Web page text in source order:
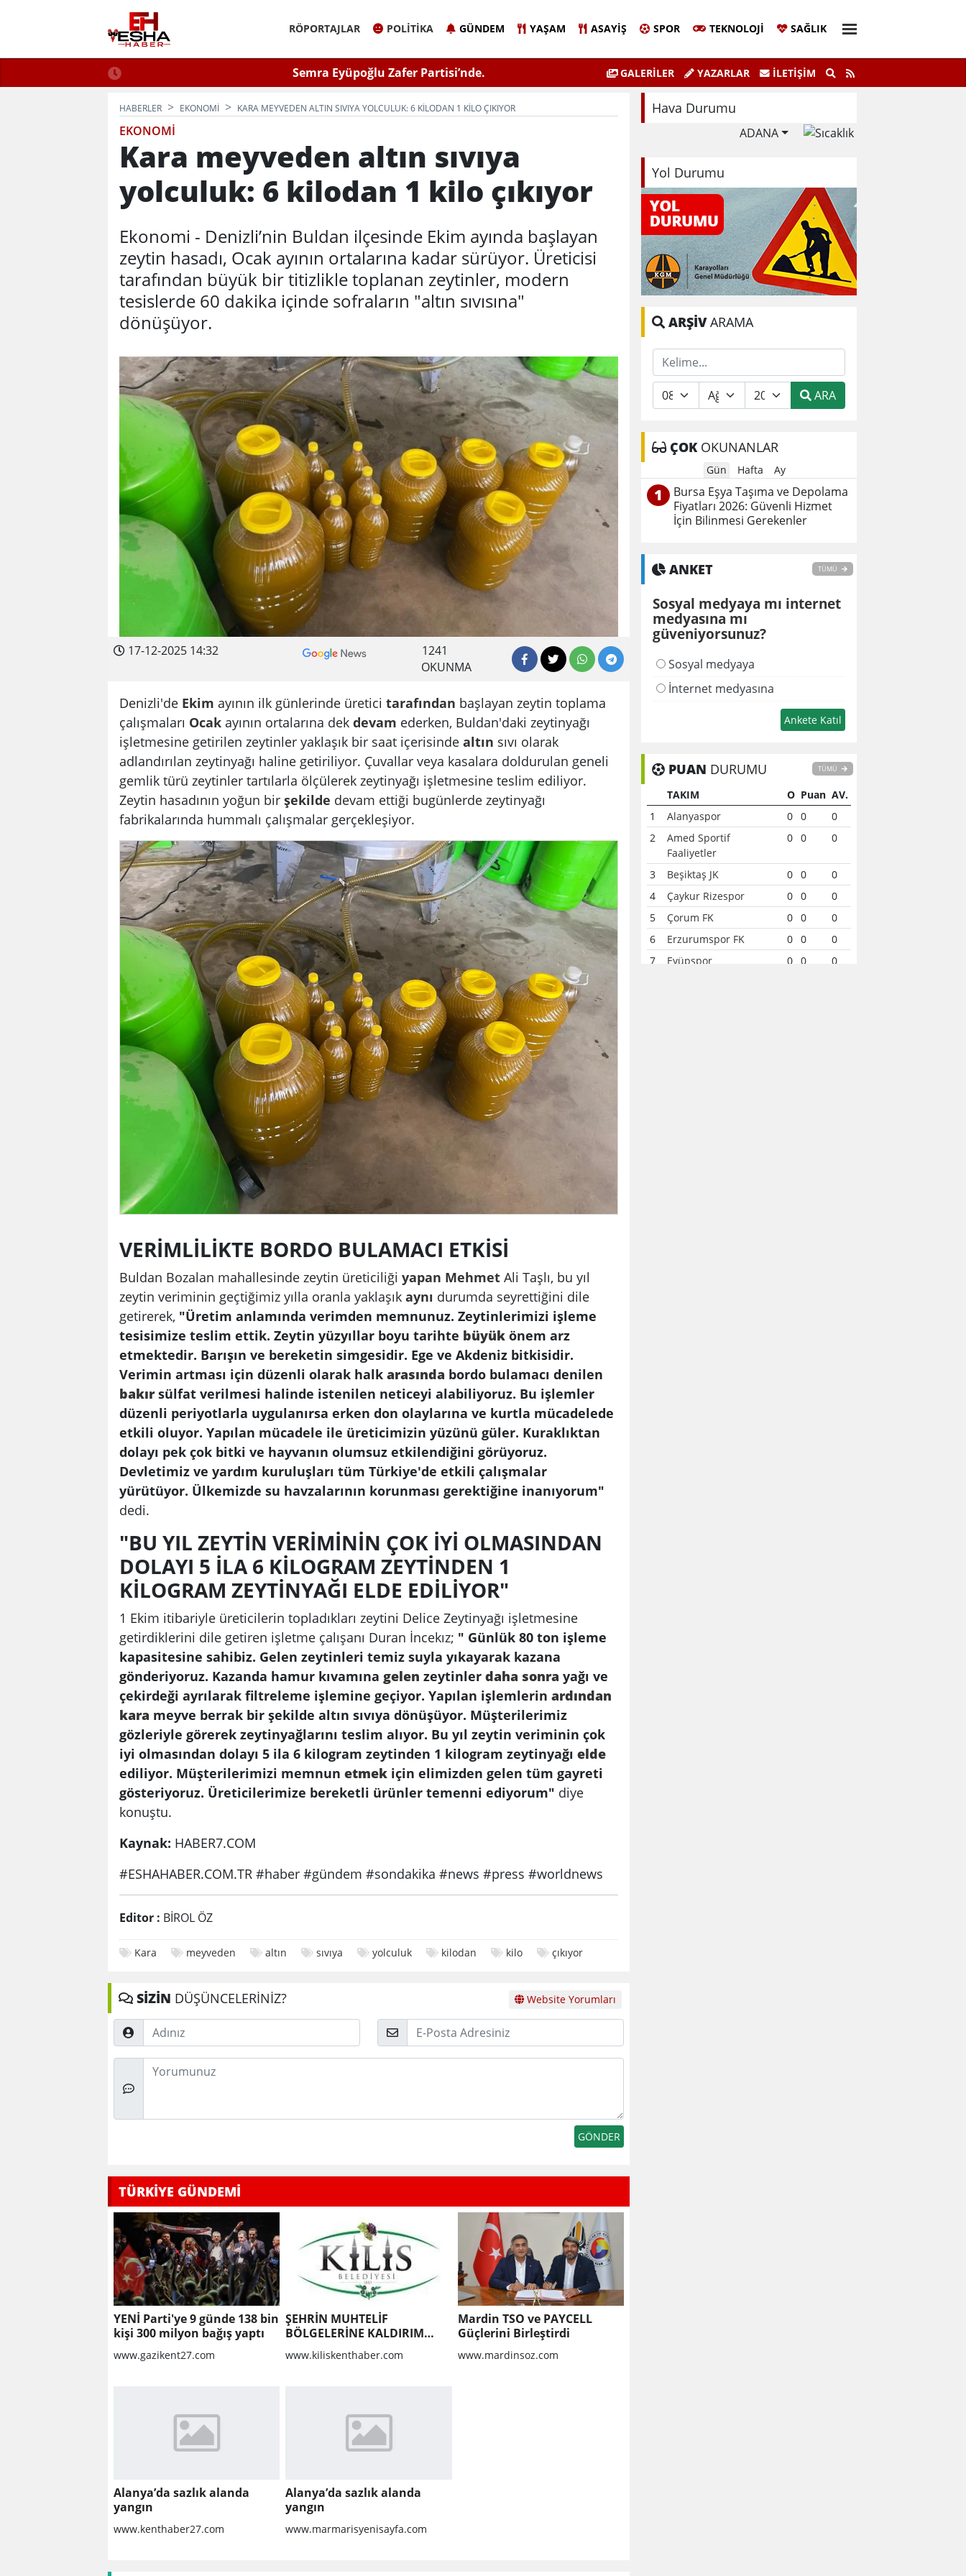
RÖPORTAJLAR POLITIKA GÜNDEM YAŞAM ASAYIŞ SPOR TEKNOLOJI SAĞLIK
Güvenli Hizmet
Bilinmesi Gerekenler
Semra Eyüpoğlu Zafer Partisi’nde.
ÇEVSADER Eskişehir İl Başkanı Sinem Eltin'den Hayati Uyarı
Kulaktan Dolma Bilgiyle İlaçlama Ölüm Getirir
GALERİLER YAZARLAR İLETIŞIM
HABERLER EKONOMI KARA MEYVEDEN ALTIN SIVIYA YOLCULUK: 6 KILODAN 1 KILO ÇIKIYOR
EKONOMI
Kara meyveden altın sıvıya
yolculuk: 6 kilodan 1 kilo çıkıyor
Ekonomi - Denizli’nin Buldan ilçesinde Ekim ayında başlayan
zeytin hasadı, Ocak ayının ortalarına kadar sürüyor. Üreticisi
tarafından büyük bir titizlikle toplanan zeytinler, modern
tesislerde 60 dakika içinde sofraların "altın sıvısına"
dönüşüyor.
17-12-2025 14:32
1241
OKUNMA
Denizli'de Ekim ayının ilk günlerinde üretici tarafından başlayan zeytin toplama
çalışmaları Ocak ayının ortalarına dek devam ederken, Buldan'daki zeytinyağı
işletmesine getirilen zeytinler yaklaşık bir saat içerisinde altın sıvı olarak
adlandırılan zeytinyağı haline getiriliyor. Çuvallar veya kasalara doldurulan geneli
gemlik türü zeytinler tartılarla ölçülerek zeytinyağı işletmesine teslim ediliyor.
Zeytin hasadının yoğun bir şekilde devam ettiği bugünlerde zeytinyağı
fabrikalarında hummalı çalışmalar gerçekleşiyor.
VERİMLİLİKTE BORDO BULAMACI ETKİSİ
Buldan Bozalan mahallesinde zeytin üreticiliği yapan Mehmet Ali Taşlı, bu yıl
zeytin veriminin geçtiğimiz yılla oranla yaklaşık aynı durumda seyrettiğini dile
getirerek, "Üretim anlamında verimden memnunuz. Zeytinlerimizi işleme
tesisimize teslim ettik. Zeytin yüzyıllar boyu tarihte büyük önem arz
etmektedir. Barışın ve bereketin simgesidir. Ege ve Akdeniz bitkisidir.
Verimin artması için düzenli olarak halk arasında bordo bulamacı denilen
bakırsülfat verilmesi halinde istenilen neticeyi alabiliyoruz. Bu işlemler
düzenli periyotlarla uygulanırsa erken don olaylarına ve kurtla mücadelede
etkili oluyor. Yapılan mücadele ile üreticimizin yüzünü güler. Kuraklıktan
dolayı pek çok bitki ve hayvanın olumsuz etkilendiğini görüyoruz.
Devletimiz ve yardım kuruluşları tüm Türkiye'de etkili çalışmalar
yürütüyor. Ülkemizde su havzalarının korunması gerektiğine inanıyorum"
dedi.
"BU YIL ZEYTİN VERİMİNİN ÇOK İYİ OLMASINDAN
DOLAYI 5 İLA 6 KİLOGRAM ZEYTİNDEN 1
KİLOGRAM ZEYTİNYAĞI ELDE EDİLİYOR"
1 Ekim itibariyle üreticilerin topladıkları zeytini Delice Zeytinyağı işletmesine
getirdiklerini dile getiren işletme çalışanı Duran İncekız; " Günlük 80 ton işleme
kapasitesine sahibiz. Gelen zeytinleri temiz suyla yıkayarak kazana
gönderiyoruz. Kazanda hamur kıvamına gelen zeytinler daha sonra yağı ve
çekirdeği ayrılarak filtreleme işlemine geçiyor. Yapılan işlemlerin ardından
kara meyve berrak bir şekilde altın sıvıya dönüşüyor. Müşterilerimiz
gözleriyle görerek zeytinyağlarını teslim alıyor. Bu yıl zeytin veriminin çok
iyi olmasından dolayı 5 ila 6 kilogram zeytinden 1 kilogram zeytinyağı elde
ediliyor. Müşterilerimizi memnun etmek için elimizden gelen tüm gayreti
gösteriyoruz. Üreticilerimize bereketli ürünler temenni ediyorum" diye
konuştu.
Kaynak: HABER7.COM
#ESHAHABER.COM.TR #haber #gündem #sondakika #news #press #worldnews
Editor : BİROL ÖZ
Kara meyveden altın sıvıya yolculuk kilodan kilo çıkıyor
SİZİN DÜŞÜNCELERİNİZ? Website Yorumları
Adınız
Posta
Düşünceleriniz
TÜRKİYE GÜNDEMİ
YENİ Parti'ye 9 günde 138 bin
kişi 300 milyon bağış yaptı
www.gazikent27.com
ŞEHRİN MUHTELİF
BÖLGELERİNE KALDIRIM
YAPILMASI VE BOZULAN
KALDIRIMLARIN
www.kiliskenthaber.com
Mardin TSO ve PAYCELL
Güçlerini Birleştirdi
www.mardinsoz.com
Alanya’da sazlık alanda
yangın
www.kenthaber27.com
Alanya’da sazlık alanda
yangın
www.marmarisyenisayfa.com
Hava Durumu
ADANA
Yol Durumu
ARŞİVARAMA
ARA
ÇOKOKUNANLAR
Gün Hafta Ay
1
Bursa Eşya Taşıma ve Depolama
Fiyatları 2026: Güvenli Hizmet
İçin Bilinmesi Gerekenler
ANKET TÜMÜ
Sosyal medyaya mı internet
medyasına mı
güveniyorsunuz?
Sosyal medyaya
İnternet medyasına
PUAN DURUMU TÜMÜ
TAKIM O Puan AV.
1
Alanyaspor 0 0
0
2
Amed Sportif
Faaliyetler
0 0 0
3 Beşiktaş JK 0 0
0
4
Çaykur Rizespor 0 0
0
5
Çorum FK 0 0
0
6
Erzurumspor FK 0 0
0
7
Eyüpspor 0 0
0